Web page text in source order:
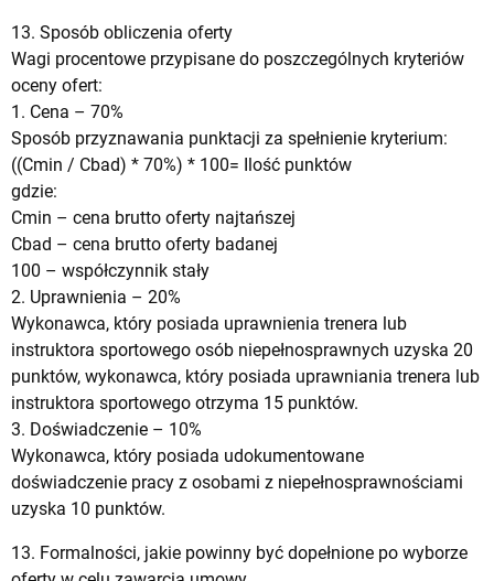
13. Sposób obliczenia oferty
Wagi procentowe przypisane do poszczególnych kryteriów
oceny ofert:
1. Cena – 70%
Sposób przyznawania punktacji za spełnienie kryterium:
((Cmin / Cbad) * 70%) * 100= Ilość punktów
gdzie:
Cmin – cena brutto oferty najtańszej
Cbad – cena brutto oferty badanej
100 – współczynnik stały
2. Uprawnienia – 20%
Wykonawca, który posiada uprawnienia trenera lub
instruktora sportowego osób niepełnosprawnych uzyska 20
punktów, wykonawca, który posiada uprawniania trenera lub
instruktora sportowego otrzyma 15 punktów.
3. Doświadczenie – 10%
Wykonawca, który posiada udokumentowane
doświadczenie pracy z osobami z niepełnosprawnościami
uzyska 10 punktów.
13. Formalności, jakie powinny być dopełnione po wyborze